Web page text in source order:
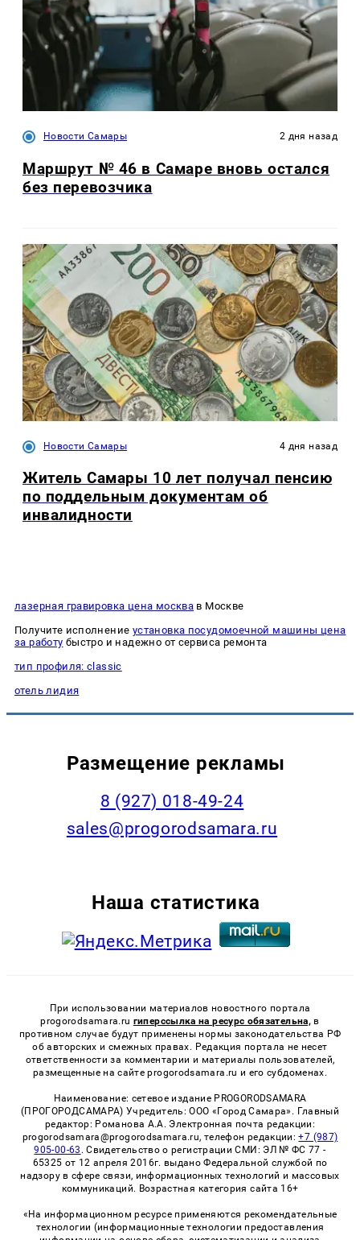
Новости Самары 2 дня назад
Маршрут № 46 в Самаре вновь остался
без перевозчика
Новости Самары 4 дня назад
Житель Самары 10 лет получал пенсию
по поддельным документам об
инвалидности
лазерная гравировка цена москва в Москве
Получите исполнение установка посудомоечной машины цена
за работу быстро и надежно от сервиса ремонта
тип профиля: classic
отель лидия
Размещение рекламы
8 (927) 018-49-24
sales@progorodsamara.ru
Наша статистика
При использовании материалов новостного портала
progorodsamara.ru гиперссылка на ресурс обязательна, в
противном случае будут применены нормы законодательства РФ
об авторских и смежных правах. Редакция портала не несет
ответственности за комментарии и материалы пользователей,
размещенные на сайте progorodsamara.ru и его субдоменах.
Наименование: сетевое издание PROGORODSAMARA
(ПРОГОРОДСАМАРА) Учредитель: ООО «Город Самара». Главный
редактор: Романова А.А. Электронная почта редакции:
progorodsamara@progorodsamara.ru, телефон редакции:+7 (987)
905-00-63 . Свидетельство о регистрации СМИ: ЭЛ № ФС 77 -
65325 от 12 апреля 2016г. выдано Федеральной службой по
надзору в сфере связи, информационных технологий и массовых
коммуникаций. Возрастная категория сайта 16+
«На информационном ресурсе применяются рекомендательные
технологии (информационные технологии предоставления